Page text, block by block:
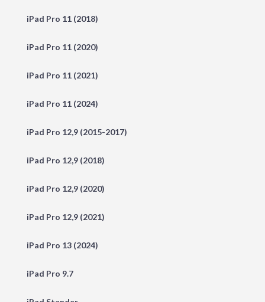
iPad Pro 11 (2018)
iPad Pro 11 (2020)
iPad Pro 11 (2021)
iPad Pro 11 (2024)
iPad Pro 12,9 (2015-2017)
iPad Pro 12,9 (2018)
iPad Pro 12,9 (2020)
iPad Pro 12,9 (2021)
iPad Pro 13 (2024)
iPad Pro 9.7